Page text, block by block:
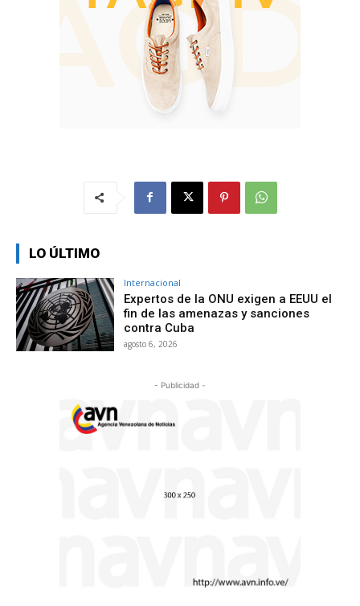
LO ÚLTIMO
Internacional
Expertos de la ONU exigen a EEUU el
fin de las amenazas y sanciones
contra Cuba
agosto 6, 2026
- Publicidad -